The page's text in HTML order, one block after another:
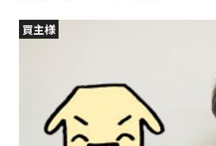
買主様